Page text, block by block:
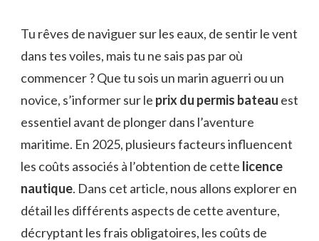
Tu rêves de naviguer sur les eaux, de sentir le vent
dans tes voiles, mais tu ne sais pas par où
commencer ? Que tu sois un marin aguerri ou un
novice, s’informer sur le prix du permis bateau est
essentiel avant de plonger dans l’aventure
maritime. En 2025, plusieurs facteurs influencent
les coûts associés à l’obtention de cette licence
nautique. Dans cet article, nous allons explorer en
détail les différents aspects de cette aventure,
décryptant les frais obligatoires, les coûts de